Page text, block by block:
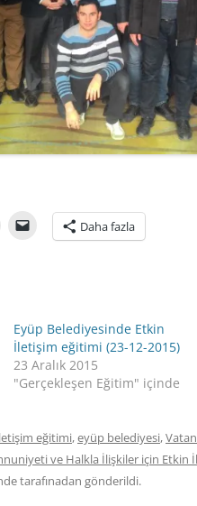
Daha fazla
Eyüp Belediyesinde Etkin
İletişim eğitimi (23-12-2015)
23 Aralık 2015
"Gerçekleşen Eğitim" içinde
eğitimi,eyüp belediyesi,
ve Halkla İlişkiler için Etkin
tarafınadan gönderildi.